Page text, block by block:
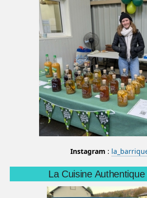
Instagram :
La Cuisine Authentique